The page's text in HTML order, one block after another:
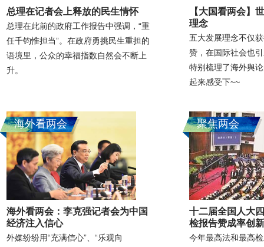
总理在记者会上释放的民生情怀
总理在此前的政府工作报告中强调，“重
任千钧惟担当”。在政府勇挑民生重担的
语境里，公众的幸福指数自然会不断上
升。
【大国看两会】
理念
五大发展理念不仅
赞，在国际社会也
特别梳理了海外舆
起来感受下~~
海外看两会
海外看两会：李克强记者会为中国
经济注入信心
外媒纷纷用“充满信心”、“乐观向
聚焦两会
十二届全国人大
检报告赞成率创
今年最高法和最高